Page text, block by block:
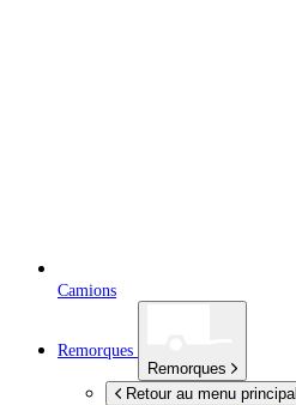
Camions
Remorques
Remorques
Retour au menu principal